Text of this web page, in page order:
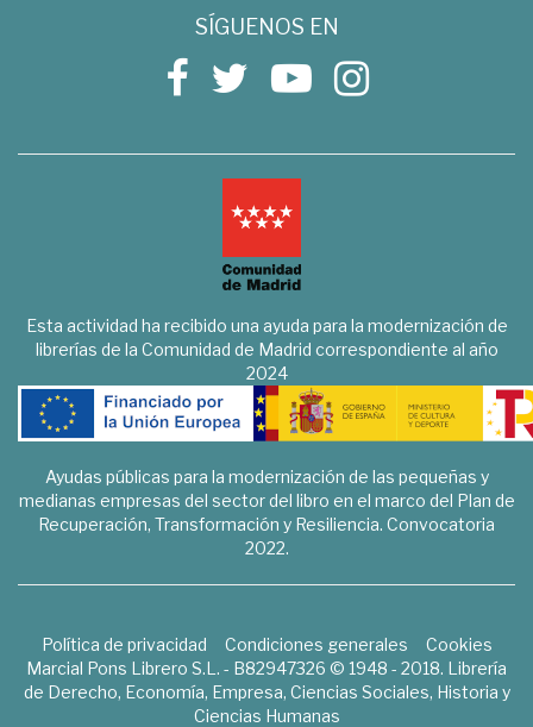
SÍGUENOS EN
Esta actividad ha recibido una ayuda para la modernización de
librerías de la Comunidad de Madrid correspondiente al año
2024
Ayudas públicas para la modernización de las pequeñas y
medianas empresas del sector del libro en el marco del Plan de
Recuperación, Transformación y Resiliencia. Convocatoria
2022.
Política de privacidad Condiciones generales
Cookies
Marcial Pons Librero S.L. - B82947326 © 1948 - 2018. Librería
de Derecho, Economía, Empresa, Ciencias Sociales, Historia y
Ciencias Humanas